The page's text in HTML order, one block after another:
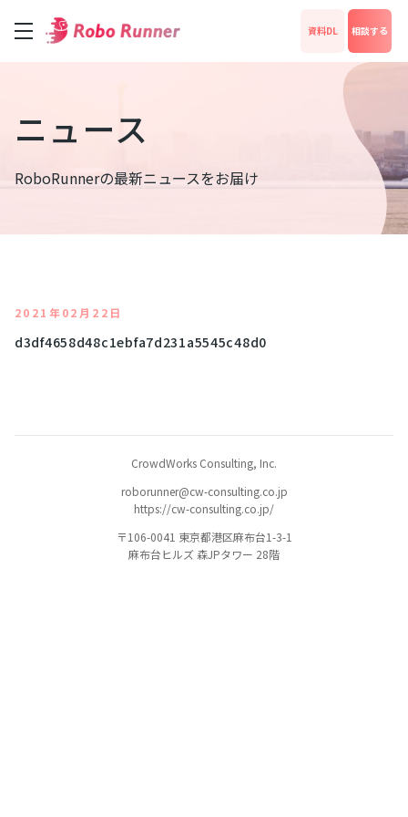
運営会社
資料DL 相談する
ニュース
RoboRunnerの最新ニュースをお届け
2021年02月22日
d3df4658d48c1ebfa7d231a5545c48d0
CrowdWorks Consulting, Inc.
roborunner@cw-consulting.co.jp
https://cw-consulting.co.jp/
〒106-0041 東京都港区麻布台1-3-1
麻布台ヒルズ 森JPタワー 28階